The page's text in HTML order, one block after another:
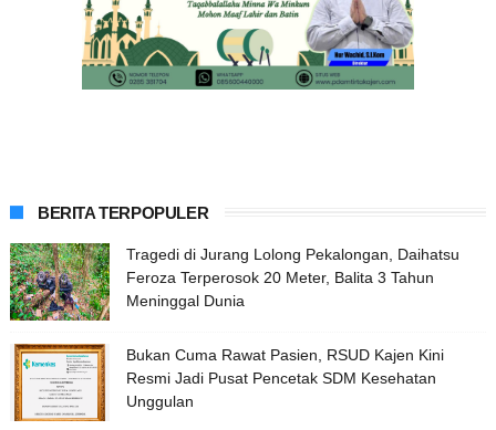
BERITA TERPOPULER
Tragedi di Jurang Lolong Pekalongan, Daihatsu
Feroza Terperosok 20 Meter, Balita 3 Tahun
Meninggal Dunia
Bukan Cuma Rawat Pasien, RSUD Kajen Kini
Resmi Jadi Pusat Pencetak SDM Kesehatan
Unggulan